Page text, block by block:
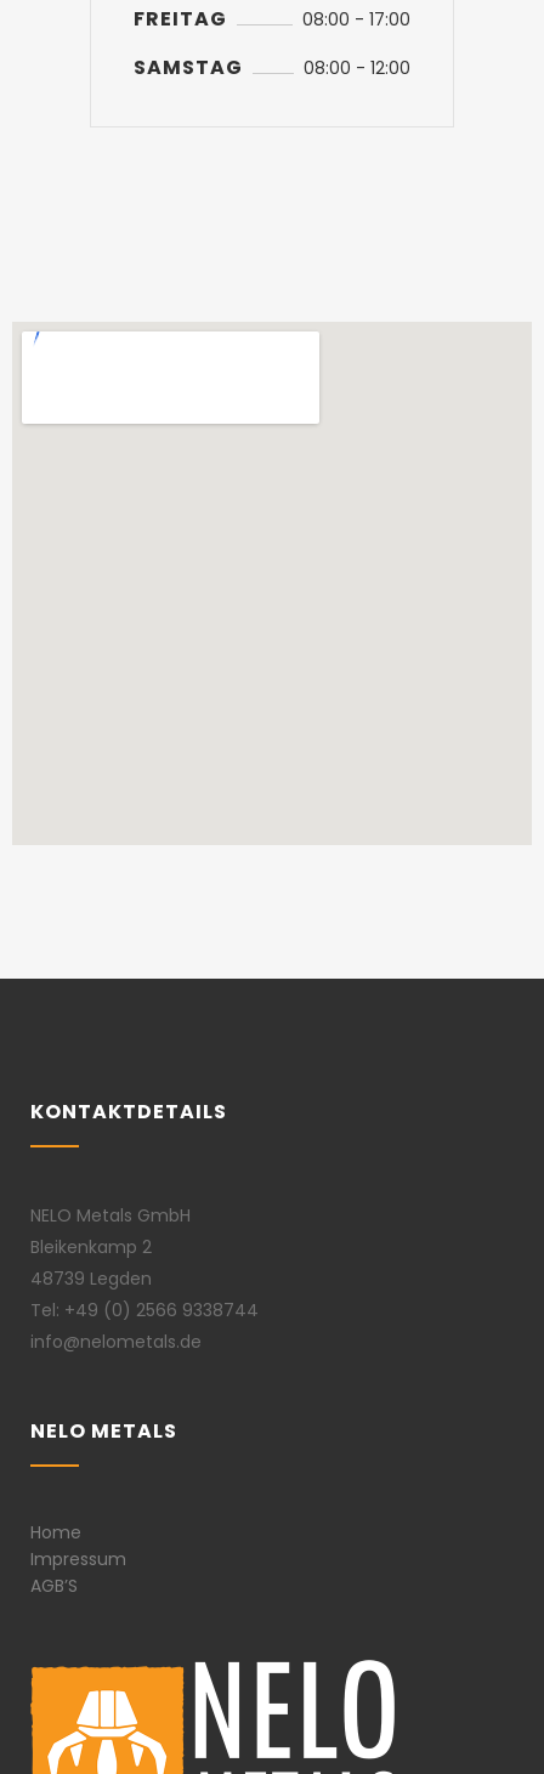
FREITAG 08:00 - 17:00
SAMSTAG 08:00 - 12:00
KONTAKTDETAILS
NELO Metals GmbH
Bleikenkamp 2
48739 Legden
Tel: +49 (0) 2566 9338744
info@nelometals.de
NELO METALS
Home
Impressum
AGB’S